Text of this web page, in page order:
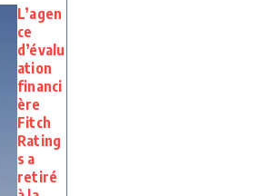
L’agen
ce
d’évalu
ation
financi
ère
Fitch
Rating
s a
retiré